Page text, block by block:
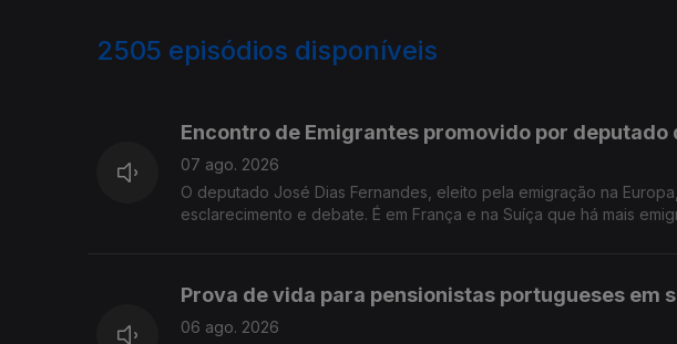
2505 episódios disponíveis
Encontro de Emigrantes promovido por deputado
07 ago. 2026
O deputado José Dias Fernandes, eleito pela emigração na
esclarecimento e debate. É em França e na Suíça que há mais
Prova de vida para pensionistas portugueses em
06 ago. 2026